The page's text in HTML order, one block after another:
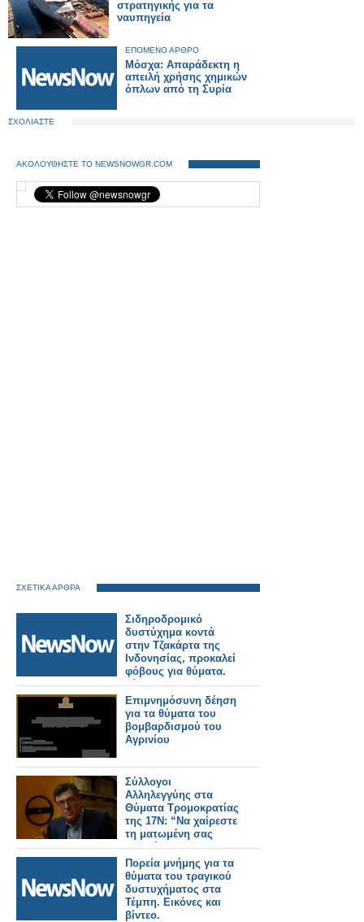
στρατηγικής για τα
ναυπηγεία
ΕΠΟΜΕΝΟ ΑΡΘΡΟ
Μόσχα: Απαράδεκτη η
απειλή χρήσης χημικών
όπλων από τη Συρία
ΣΧΟΛΙΑΣΤΕ
ΑΚΟΛΟΥΘΗΣΤΕ ΤΟ NEWSNOWGR.COM
ΣΧΕΤΙΚΑ ΑΡΘΡΑ
Σιδηροδρομικό
δυστύχημα κοντά
στην Τζακάρτα της
Ινδονησίας, προκαλεί
φόβους για θύματα.
Βίντεο
Επιμνημόσυνη δέηση
για τα θύματα του
βομβαρδισμού του
Αγρινίου
Σύλλογοι
Αλληλεγγύης στα
Θύματα Τρομοκρατίας
της 17Ν: “Να χαίρεστε
τη ματωμένη σας
τηλεθέαση”
Πορεία μνήμης για τα
θύματα του τραγικού
δυστυχήματος στα
Τέμπη. Εικόνες και
βίντεο.